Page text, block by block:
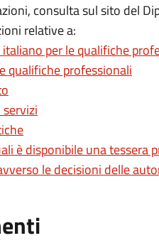
consulta sul sito del
relative a:
per le qualifiche
qualifiche professionali
è disponibile una tessera
le decisioni delle